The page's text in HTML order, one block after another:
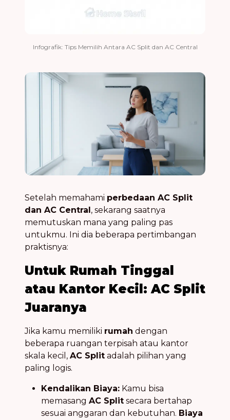
Infografik: Tips Memilih Antara AC Split dan AC Central
Setelah memahami perbedaan AC Split
dan AC Central , sekarang saatnya
memutuskan mana yang paling pas
untukmu. Ini dia beberapa pertimbangan
praktisnya:
Untuk Rumah Tinggal
atau Kantor Kecil: AC Split
Juaranya
Jika kamu memiliki rumah dengan
beberapa ruangan terpisah atau kantor
skala kecil, AC Split adalah pilihan yang
paling logis.
Kendalikan Biaya: Kamu bisa
memasang AC Split secara bertahap
sesuai anggaran dan kebutuhan. Biaya